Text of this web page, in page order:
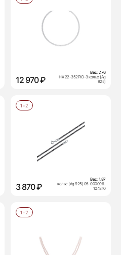
12 970 ₽
Вес:7.76
НХ 22-352РЮ-3 колье (Ag
925)
1=2
3 870 ₽
Вес:1.87
колье (Ag 925) 05-000096-
104810
1=2